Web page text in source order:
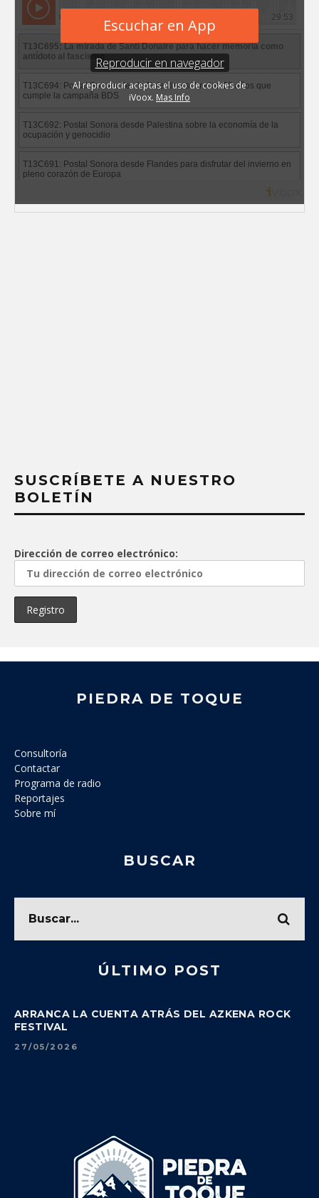
SUSCRÍBETE A NUESTRO
BOLETÍN
Dirección de correo electrónico:
PIEDRA DE TOQUE
Consultoría
Contactar
Programa de radio
Reportajes
Sobre mí
BUSCAR
ÚLTIMO POST
ARRANCA LA CUENTA ATRÁS DEL AZKENA ROCK
FESTIVAL
27/05/2026